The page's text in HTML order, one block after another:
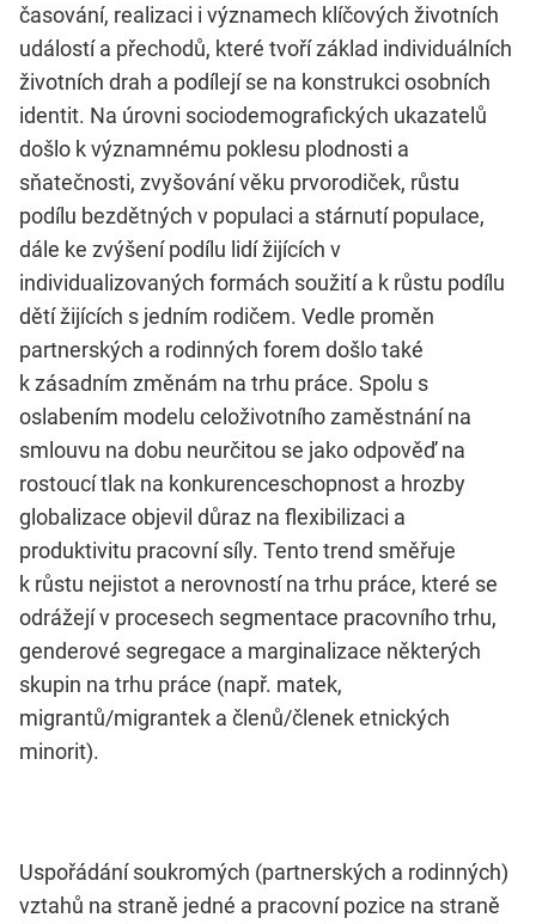
časování, realizaci i významech klíčových životních
událostí a přechodů, které tvoří základ individuálních
životních drah a podílejí se na konstrukci osobních
identit. Na úrovni sociodemografických ukazatelů
došlo k významnému poklesu plodnosti a
sňatečnosti, zvyšování věku prvorodiček, růstu
podílu bezdětných v populaci a stárnutí populace,
dále ke zvýšení podílu lidí žijících v
individualizovaných formách soužití a k růstu podílu
dětí žijících s jedním rodičem. Vedle proměn
partnerských a rodinných forem došlo také
k zásadním změnám na trhu práce. Spolu s
oslabením modelu celoživotního zaměstnání na
smlouvu na dobu neurčitou se jako odpověď na
rostoucí tlak na konkurenceschopnost a hrozby
globalizace objevil důraz na flexibilizaci a
produktivitu pracovní síly. Tento trend směřuje
k růstu nejistot a nerovností na trhu práce, které se
odrážejí v procesech segmentace pracovního trhu,
genderové segregace a marginalizace některých
skupin na trhu práce (např. matek,
migrantů/migrantek a členů/členek etnických
minorit).
Uspořádání soukromých (partnerských a rodinných)
vztahů na straně jedné a pracovní pozice na straně